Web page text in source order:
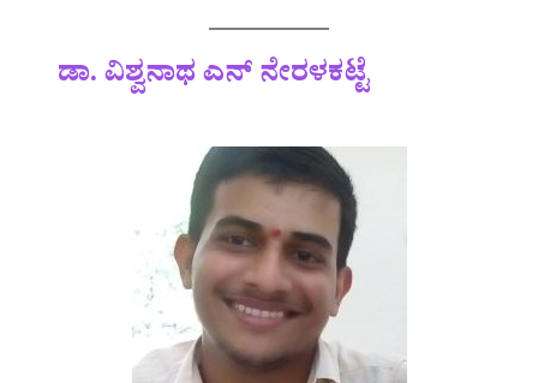
ಡಾ. ವಿಶ್ವನಾಥ ಎನ್ ನೇರಳಕಟ್ಟೆ